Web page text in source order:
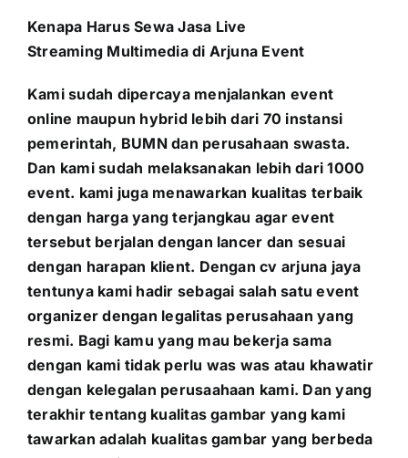
Kenapa Harus Sewa Jasa Live
Streaming Multimediadi Arjuna Event
Kami sudah dipercaya menjalankan event
online maupun hybrid lebih dari 70 instansi
pemerintah, BUMN dan perusahaan swasta.
Dan kami sudah melaksanakan lebih dari 1000
event. kami juga menawarkan kualitas terbaik
dengan harga yang terjangkau agar event
tersebut berjalan dengan lancer dan sesuai
dengan harapan klient. Dengan cv arjuna jaya
tentunya kami hadir sebagai salah satu event
organizer dengan legalitas perusahaan yang
resmi. Bagi kamu yang mau bekerja sama
dengan kami tidak perlu was was atau khawatir
dengan kelegalan perusaahaan kami. Dan yang
terakhir tentang kualitas gambar yang kami
tawarkan adalah kualitas gambar yang berbeda